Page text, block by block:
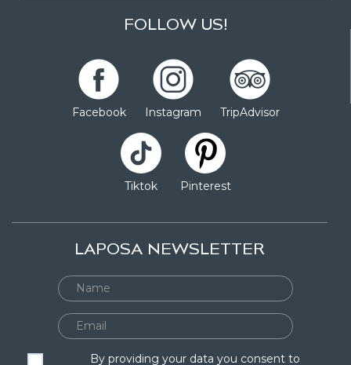
FOLLOW US!
Facebook Instagram TripAdvisor
Tiktok Pinterest
LAPOSA NEWSLETTER
By providing your data you consent to